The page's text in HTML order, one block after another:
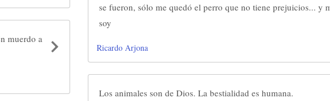
muerdo a
se fueron, sólo me quedó el perro que no tiene prejuicios... y
soy
Ricardo Arjona
Los animales son de Dios. La bestialidad es humana.